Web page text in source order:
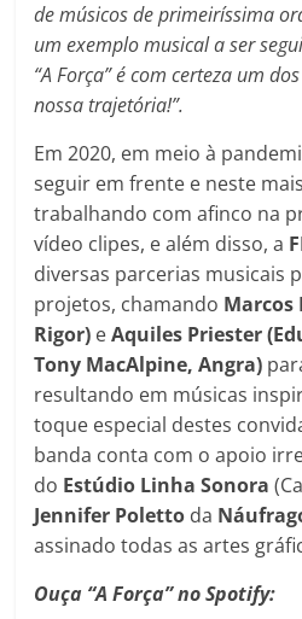
de músicos de primeiríssima
um exemplo musical a ser
“A Força” é com certeza um
nossa trajetória!”.
Em 2020, em meio à
seguir em frente e neste
trabalhando com afinco na
vídeo clipes, e além disso, a
diversas parcerias musicais
projetos, chamando Marcos
Rigor) eAquiles Priester
Tony MacAlpine, Angra)
resultando em músicas
toque especial destes
banda conta com o apoio
do Estúdio Linha Sonora
Jennifer Poletto da
assinado todas as artes
Ouça “A Força” no Spotify: